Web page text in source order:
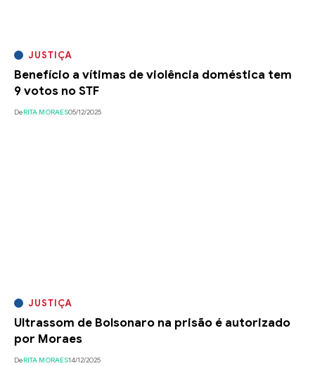
JUSTIÇA
Benefício a vítimas de violência doméstica tem
9 votos no STF
DeRITA MORAES05/12/2025
JUSTIÇA
Ultrassom de Bolsonaro na prisão é autorizado
por Moraes
DeRITA MORAES14/12/2025